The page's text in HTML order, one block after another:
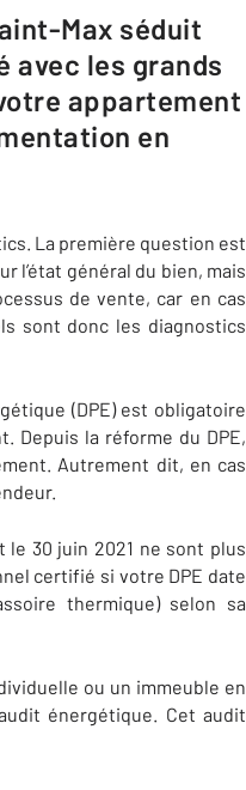
avec les grands
appartement
en
La première question est
l’état général du bien, mais
de vente, car en cas
sont donc les diagnostics
(DPE) est obligatoire
Depuis la réforme du DPE,
Autrement dit, en cas
le 30 juin 2021 ne sont plus
certifié si votre DPE date
thermique) selon sa
ou un immeuble en
énergétique. Cet audit